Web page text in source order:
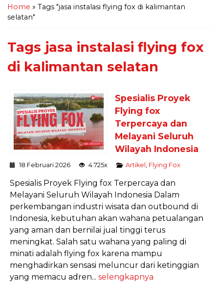
Home » Tags "jasa instalasi flying fox di kalimantan
selatan"
Tags jasa instalasi flying fox
di kalimantan selatan
Spesialis Proyek
Flying fox
Terpercaya dan
Melayani Seluruh
Wilayah Indonesia
18 Februari 2026 4.725x Artikel Flying Fox
Spesialis Proyek Flying fox Terpercaya dan
Melayani Seluruh Wilayah Indonesia Dalam
perkembangan industri wisata dan outbound di
Indonesia, kebutuhan akan wahana petualangan
yang aman dan bernilai jual tinggi terus
meningkat. Salah satu wahana yang paling di
minati adalah flying fox karena mampu
menghadirkan sensasi meluncur dari ketinggian
yang memacu adren... selengkapnya